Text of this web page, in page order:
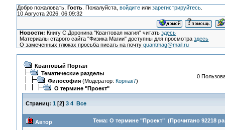
Добро пожаловать, Гость. Пожалуйста, войдитеили зарегистрируйтесь.
10 Августа 2026, 06:09:32
Новости: Книгу С.Доронина "Квантовая магия" читатьздесь
Материалы старого сайта "Физика Магии" доступны для просмотраздесь
О замеченных глюках просьба писать на почтуquantmag@mail.ru
Квантовый Портал
Тематические разделы
Философия(Модератор: Корнак7)
О термине "Проект"
0
Страниц: 1 [2] 3 4 Все
Автор Тема: О термине "Проект" (Прочитано 92218